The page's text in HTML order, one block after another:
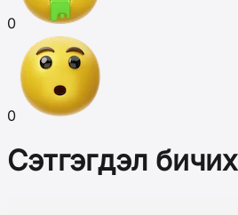
0
0
Сэтгэгдэл бичих